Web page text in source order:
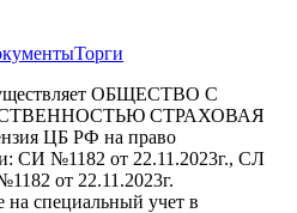
Торги
ОБЩЕСТВО С
СТРАХОВАЯ
ЦБ РФ на право
СИ №1182 от 22.11.2023г., СЛ
от 22.11.2023г.
на специальный учет в